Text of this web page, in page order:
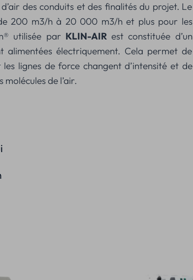
des conduits et des finalités du projet. Le
200 m3/h à 20 000 m3/h et plus pour les
utilisée par KLIN-AIRest constituée d’un
électriquement. Cela permet de
lignes de force changent d’intensité et de
de l’air.